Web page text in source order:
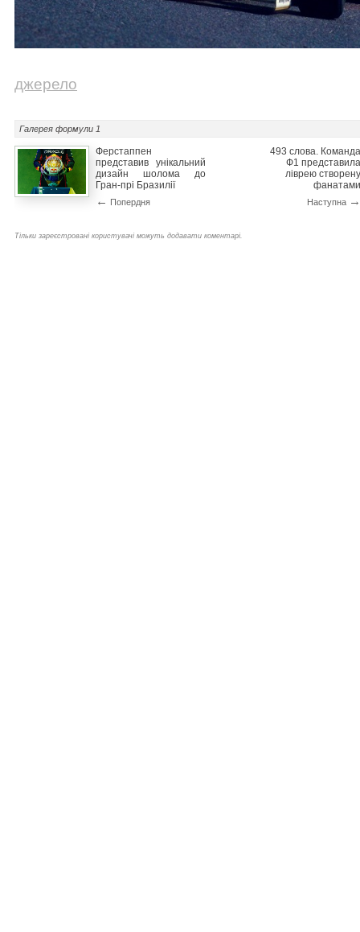
джерело
Галерея формули 1
Ферстаппен
представив унікальний
дизайн шолома до
Гран-прі Бразилії
← Попердня
493 слова. Команда
Ф1 представила
ліврею створену
фанатами
Наступна →
Тільки зареєстровані користувачі можуть додавати коментарі.